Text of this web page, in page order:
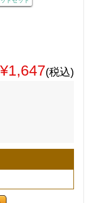
¥1,647(税込)